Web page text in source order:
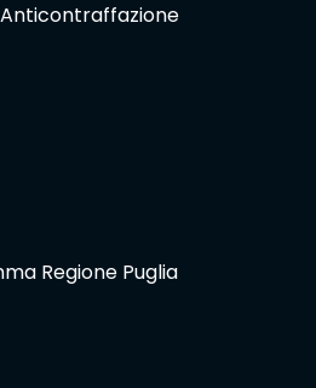
Regione Puglia